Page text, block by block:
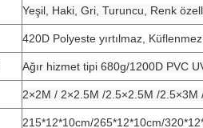
Yeşil, Haki, Gri, Turuncu, Renk
420D Polyeste yırtılmaz,
Ağır hizmet tipi 680g/1200D PVC
2×2M / 2×2.5M /2.5×2.5M /2.5×3M
215*12*10cm/265*12*10cm/